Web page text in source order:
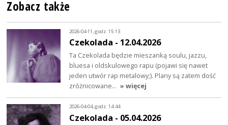
Zobacz także
2026-04-11, godz. 15:13
Czekolada - 12.04.2026
Ta Czekolada będzie mieszanką soulu, jazzu,
bluesa i oldskulowego rapu (pojawi się nawet
jeden utwór rap metalowy;). Plany są zatem dość
zróżnicowane… » więcej
2026-04-04, godz. 14:44
Czekolada - 05.04.2026